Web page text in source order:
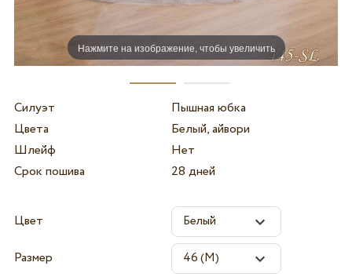
Нажмите на изображение, чтобы увеличить
Силуэт
Пышная юбка
Цвета
Белый, айвори
Шлейф
Нет
Срок пошива
28 дней
Цвет
Размер